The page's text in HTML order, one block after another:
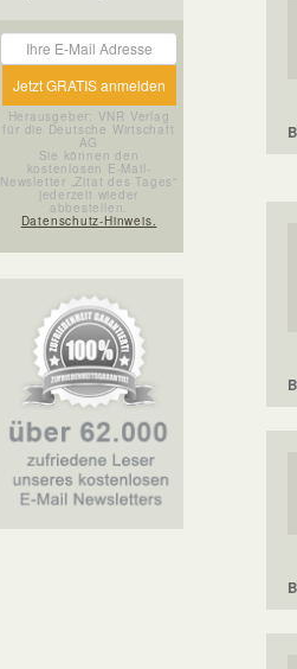
Herausgeber: VNR Verlag
für die Deutsche Wirtschaft
AG
Sie können den
kostenlosen E-Mail-
Newsletter „Zitat des Tages“
jederzeit wieder
abbestellen.
Datenschutz-Hinweis.